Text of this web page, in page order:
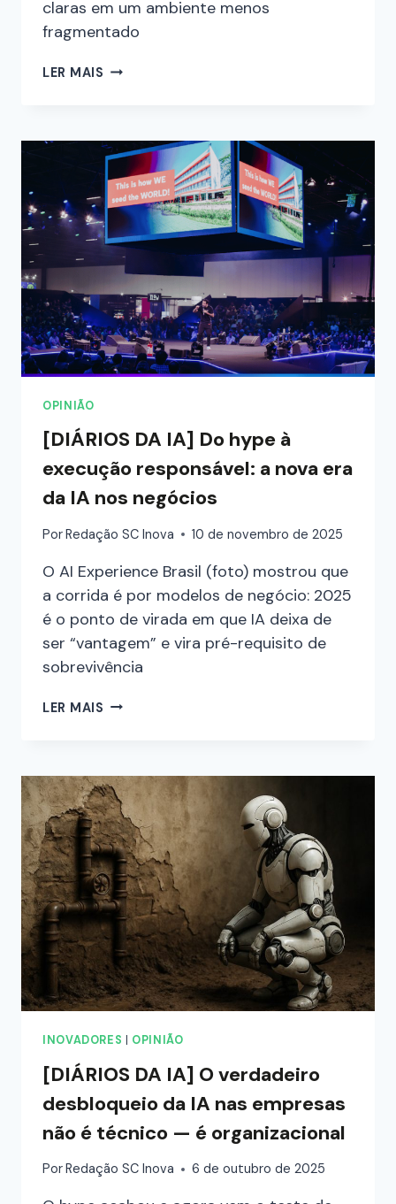
claras em um ambiente menos
fragmentado
LER MAIS
OPINIÃO
[DIÁRIOS DA IA] Do hype à
execução responsável: a nova era
da IA nos negócios
PorRedação SC Inova 10 de novembro de 2025
O AI Experience Brasil (foto) mostrou que
a corrida é por modelos de negócio: 2025
é o ponto de virada em que IA deixa de
ser “vantagem” e vira pré-requisito de
sobrevivência
LER MAIS
INOVADORES OPINIÃO
[DIÁRIOS DA IA] O verdadeiro
desbloqueio da IA nas empresas
não é técnico — é organizacional
PorRedação SC Inova 6 de outubro de 2025